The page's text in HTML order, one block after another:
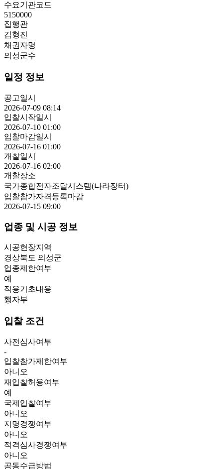
수요기관코드
5150000
집행관
김형진
채권자명
의성군수
일정 정보
공고일시
2026-07-09 08:14
입찰시작일시
2026-07-10 01:00
입찰마감일시
2026-07-16 01:00
개찰일시
2026-07-16 02:00
개찰장소
국가종합전자조달시스템(나라장터)
입찰참가자격등록마감
2026-07-15 09:00
업종 및 시공 정보
시공현장지역
경상북도 의성군
업종제한여부
예
적용기초내용
행자부
입찰 조건
사전심사여부
-
입찰참가제한여부
아니오
재입찰허용여부
예
국제입찰여부
아니오
지명경쟁여부
아니오
적격심사경쟁여부
아니오
공동수급방법